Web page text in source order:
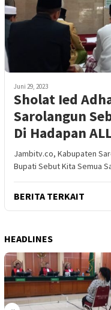
Juni 29, 2023
Sholat Ied
Sarolangun
Di Hadapan
Jambitv.co, Kabupaten
Bupati Sebut Kita Semua
BERITA TERKAIT
HEADLINES